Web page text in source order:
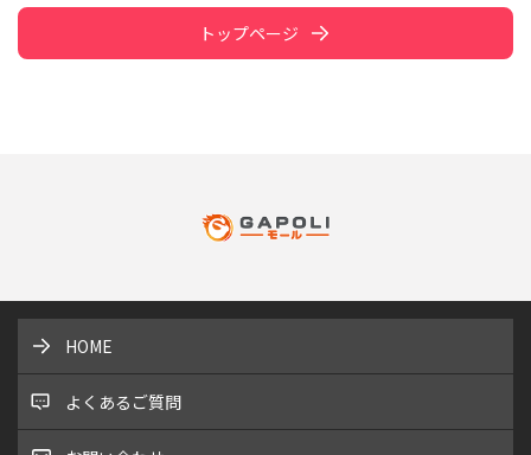
トップページ
HOME
よくあるご質問